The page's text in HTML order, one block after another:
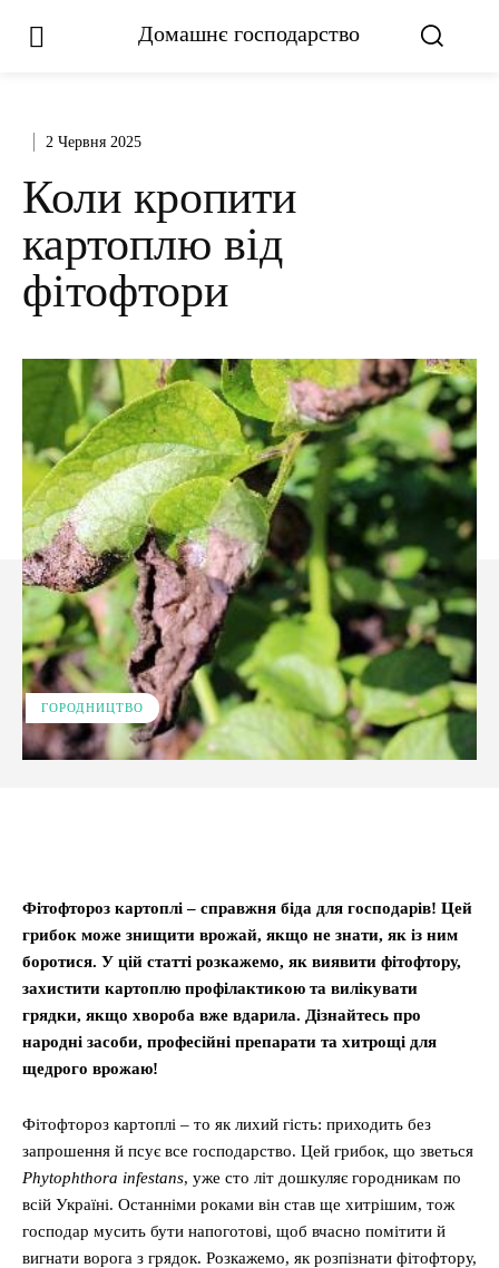
Домашнє господарство
2 Червня 2025
Коли кропити
картоплю від
фітофтори
ГОРОДНИЦТВО
Фітофтороз картоплі – справжня біда для господарів! Цей
грибок може знищити врожай, якщо не знати, як із ним
боротися. У цій статті розкажемо, як виявити фітофтору,
захистити картоплю профілактикою та вилікувати
грядки, якщо хвороба вже вдарила. Дізнайтесь про
народні засоби, професійні препарати та хитрощі для
щедрого врожаю!
Фітофтороз картоплі – то як лихий гість: приходить без
запрошення й псує все господарство. Цей грибок, що зветься
Phytophthora infestans, уже сто літ дошкуляє городникам по
всій Україні. Останніми роками він став ще хитрішим, тож
господар мусить бути напоготові, щоб вчасно помітити й
вигнати ворога з грядок. Розкажемо, як розпізнати фітофтору,